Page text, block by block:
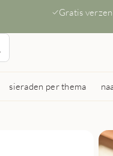
Gratis
sieraden per thema